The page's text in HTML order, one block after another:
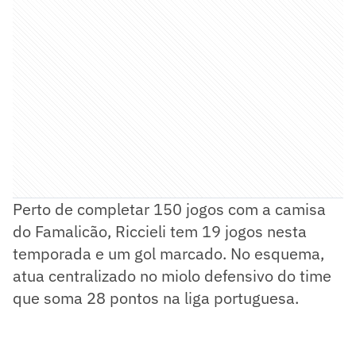
Perto de completar 150 jogos com a camisa
do Famalicão, Riccieli tem 19 jogos nesta
temporada e um gol marcado. No esquema,
atua centralizado no miolo defensivo do time
que soma 28 pontos na liga portuguesa.